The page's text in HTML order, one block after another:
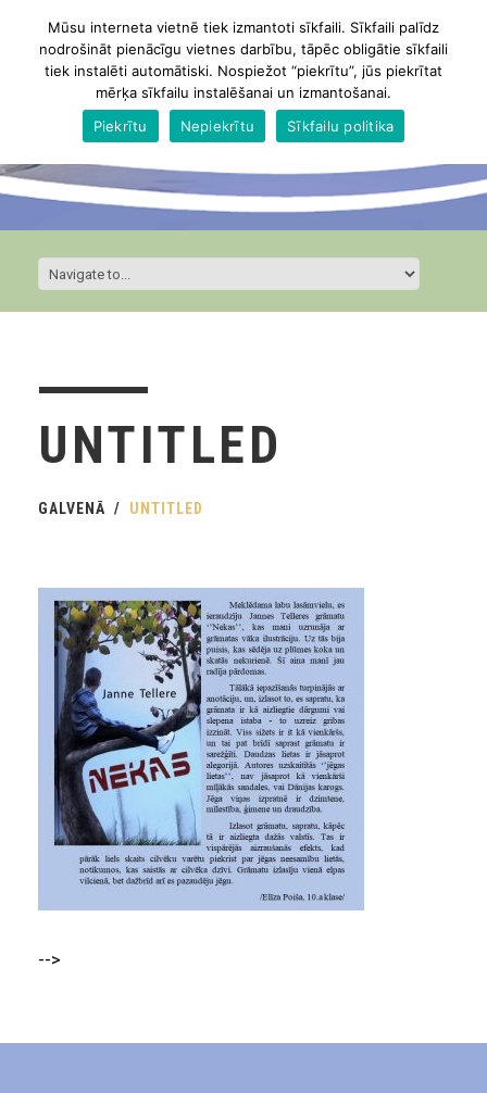
UNTITLED
GALVENĀ UNTITLED
-->
Mūsu interneta vietnē tiek izmantoti sīkfaili. Sīkfaili palīdz
nodrošināt pienācīgu vietnes darbību, tāpēc obligātie sīkfaili
tiek instalēti automātiski. Nospiežot “piekrītu”, jūs piekrītat
mērķa sīkfailu instalēšanai un izmantošanai.
Piekrītu
Nepiekrītu Sīkfailu politika